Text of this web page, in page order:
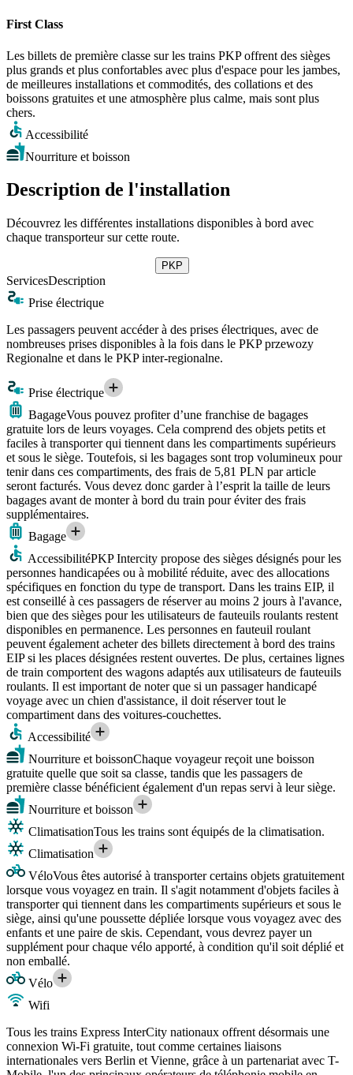
First Class
Les billets de première classe sur les trains PKP offrent des sièges
plus grands et plus confortables avec plus d'espace pour les jambes,
de meilleures installations et commodités, des collations et des
boissons gratuites et une atmosphère plus calme, mais sont plus
chers.
Accessibilité
Nourriture et boisson
Description de l'installation
Découvrez les différentes installations disponibles à bord avec
chaque transporteur sur cette route.
PKP
ServicesDescription
Prise électrique
Les passagers peuvent accéder à des prises électriques, avec de
nombreuses prises disponibles à la fois dans le PKP przewozy
Regionalne et dans le PKP inter-regionalne.
Prise électrique
BagageVous pouvez profiter d’une franchise de bagages
gratuite lors de leurs voyages. Cela comprend des objets petits et
faciles à transporter qui tiennent dans les compartiments supérieurs
et sous le siège. Toutefois, si les bagages sont trop volumineux pour
tenir dans ces compartiments, des frais de 5,81 PLN par article
seront facturés. Vous devez donc garder à l’esprit la taille de leurs
bagages avant de monter à bord du train pour éviter des frais
supplémentaires.
Bagage
AccessibilitéPKP Intercity propose des sièges désignés pour les
personnes handicapées ou à mobilité réduite, avec des allocations
spécifiques en fonction du type de transport. Dans les trains EIP, il
est conseillé à ces passagers de réserver au moins 2 jours à l'avance,
bien que des sièges pour les utilisateurs de fauteuils roulants restent
disponibles en permanence. Les personnes en fauteuil roulant
peuvent également acheter des billets directement à bord des trains
EIP si les places désignées restent ouvertes. De plus, certaines lignes
de train comportent des wagons adaptés aux utilisateurs de fauteuils
roulants. Il est important de noter que si un passager handicapé
voyage avec un chien d'assistance, il doit réserver tout le
compartiment dans des voitures-couchettes.
Accessibilité
Nourriture et boissonChaque voyageur reçoit une boisson
gratuite quelle que soit sa classe, tandis que les passagers de
première classe bénéficient également d'un repas servi à leur siège.
Nourriture et boisson
ClimatisationTous les trains sont équipés de la climatisation.
Climatisation
VéloVous êtes autorisé à transporter certains objets gratuitement
lorsque vous voyagez en train. Il s'agit notamment d'objets faciles à
transporter qui tiennent dans les compartiments supérieurs et sous le
siège, ainsi qu'une poussette dépliée lorsque vous voyagez avec des
enfants et une paire de skis. Cependant, vous devrez payer un
supplément pour chaque vélo apporté, à condition qu'il soit déplié et
non emballé.
Vélo
Wifi
Tous les trains Express InterCity nationaux offrent désormais une
connexion Wi-Fi gratuite, tout comme certaines liaisons
internationales vers Berlin et Vienne, grâce à un partenariat avec T-